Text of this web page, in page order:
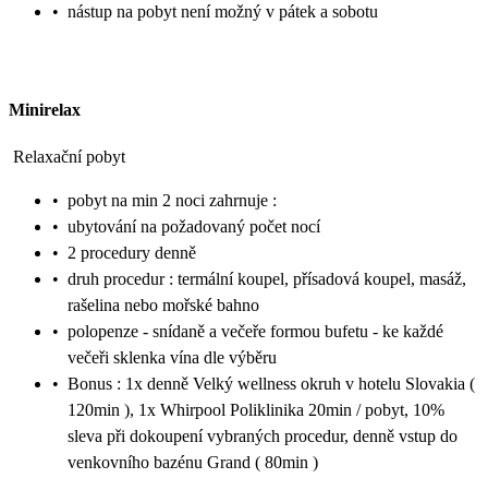
• nástup na pobyt není možný v pátek a sobotu
Minirelax
Relaxační pobyt
• pobyt na min 2 noci zahrnuje :
• ubytování na požadovaný počet nocí
• 2 procedury denně
• druh procedur : termální koupel, přísadová koupel, masáž,
rašelina nebo mořské bahno
• polopenze - snídaně a večeře formou bufetu - ke každé
večeři sklenka vína dle výběru
• Bonus : 1x denně Velký wellness okruh v hotelu Slovakia (
120min ), 1x Whirpool Poliklinika 20min / pobyt, 10%
sleva při dokoupení vybraných procedur, denně vstup do
venkovního bazénu Grand ( 80min )